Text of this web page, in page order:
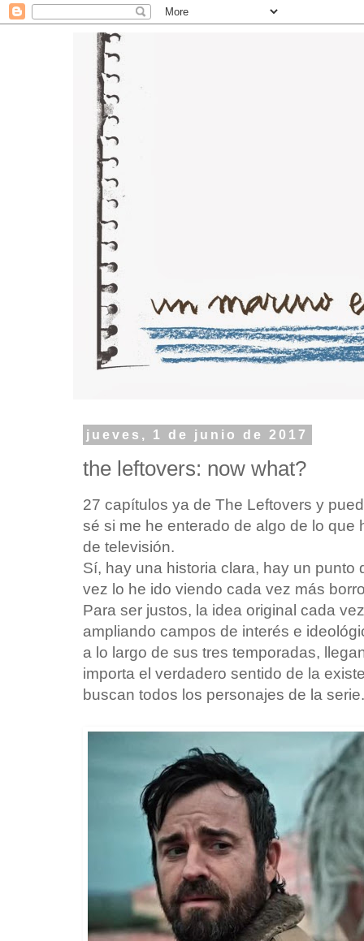
jueves, 1 de junio de 2017
the leftovers: now what?
27 capítulos ya de The Leftovers y
sé si me he enterado de algo de lo
de televisión.
Sí, hay una historia clara, hay un punto
vez lo he ido viendo cada vez más
Para ser justos, la idea original cada
ampliando campos de interés e
a lo largo de sus tres temporadas,
importa el verdadero sentido de la
buscan todos los personajes de la serie.